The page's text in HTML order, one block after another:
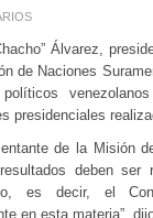
Álvarez,
de Naciones
políticos
presidenciales
de la Misión
deben ser
es decir, el
en esta materia”,